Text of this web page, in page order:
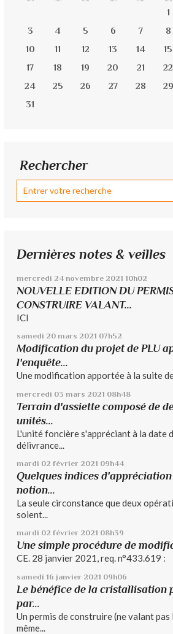
1
3
4 5 6 7 8
10
11 12 13 14 15
17
18 19 20 21 22
24
25 26 27 28 29
31
Rechercher
Dernières notes & veilles
mercredi 24 novembre 2021 10h02
NOUVELLE EDITION DU
CONSTRUIRE VALANT...
ICI
samedi 20 mars 2021 07h52
Modification du projet de PLU
l'enquête...
Une modification apportée à la suite
mercredi 03 mars 2021 08h48
Terrain d'assiette composé de
unités...
L'unité foncière s'appréciant à la date
délivrance...
mardi 02 février 2021 09h44
Quelques indices
notion...
La seule circonstance que deux
soient...
mardi 02 février 2021 08h39
Une simple procédure de
CE. 28 janvier 2021, req. n°433.619 :
samedi 16 janvier 2021 09h06
Le bénéfice de la cristallisation
par...
Un permis de construire (ne valant pas
même...